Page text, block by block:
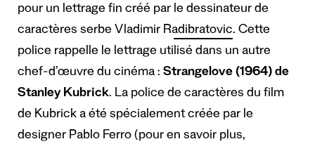
pour un lettrage fin créé par le dessinateur de
caractères serbe Vladimir Radibratovic. Cette
police rappelle le lettrage utilisé dans un autre
chef-d’œuvre du cinéma : Strangelove (1964) de
Stanley Kubrick. La police de caractères du film
de Kubrick a été spécialement créée par le
designer Pablo Ferro (pour en savoir plus,